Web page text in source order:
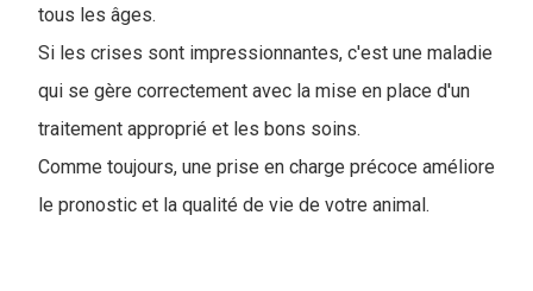
tous les âges.
Si les crises sont impressionnantes, c'est une maladie
qui se gère correctement avec la mise en place d'un
traitement approprié et les bons soins.
Comme toujours, une prise en charge précoce améliore
le pronostic et la qualité de vie de votre animal.